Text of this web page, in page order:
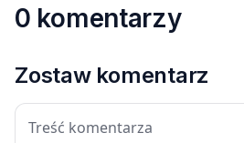
0 komentarzy
Zostaw komentarz